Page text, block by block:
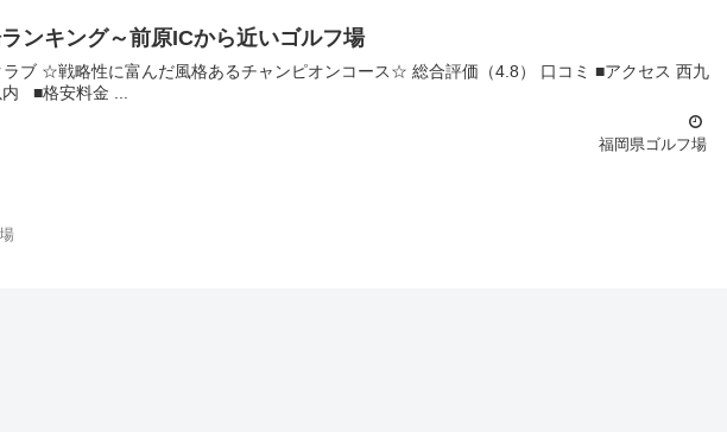
ンキング～前原ICから近いゴルフ場
■アクセス 西九
州自動車道前原ICから5km以内 ■格安料金 ...
福岡県ゴルフ場